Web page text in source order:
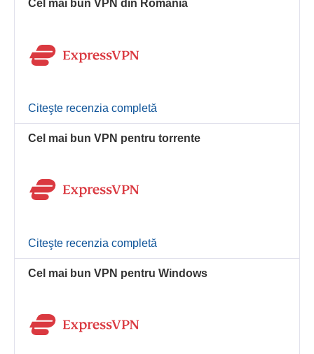
Cel mai bun VPN din România
Citeşte recenzia completă
Cel mai bun VPN pentru torrente
Citeşte recenzia completă
Cel mai bun VPN pentru Windows